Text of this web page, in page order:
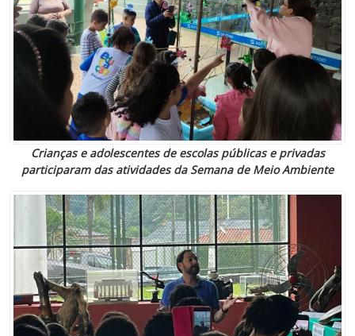
Crianças e adolescentes de escolas públicas e privadas
participaram das atividades da Semana de Meio Ambiente